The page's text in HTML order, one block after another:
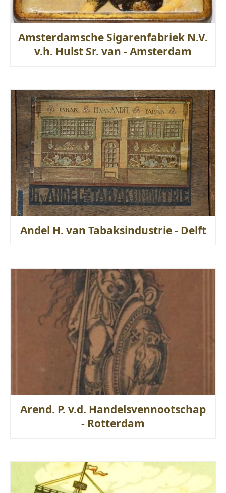
Amsterdamsche Sigarenfabriek N.V.
v.h. Hulst Sr. van - Amsterdam
Andel H. van Tabaksindustrie - Delft
Arend. P. v.d. Handelsvennootschap
- Rotterdam